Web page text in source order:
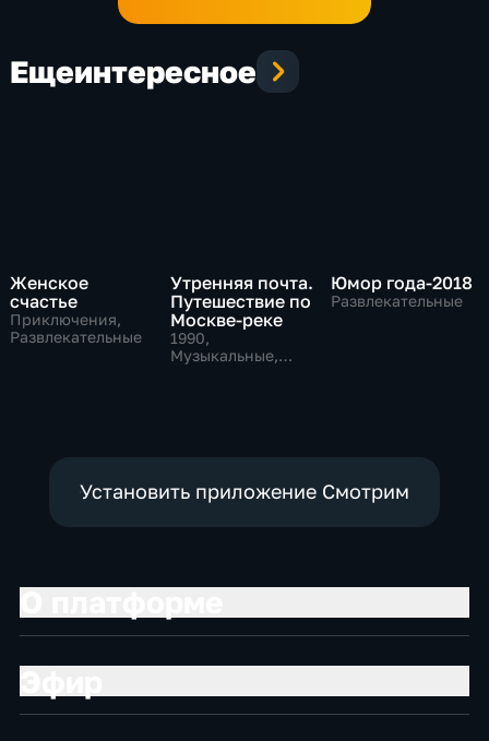
Ещеинтересное
Женское
счастье
Приключения,
Развлекательные
Утренняя почта.
Путешествие по
Москве-реке
1990,
Музыкальные,
Юмор года-2018
Развлекательные
Установить приложение Смотрим